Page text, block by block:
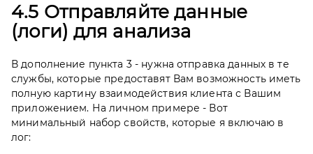
4.5 Отправляйте данные
(логи) для анализа
В дополнение пункта 3 - нужна отправка данных в те
службы, которые предоставят Вам возможность иметь
полную картину взаимодействия клиента с Вашим
приложением. На личном примере - Вот
минимальный набор свойств, которые я включаю в
лог: